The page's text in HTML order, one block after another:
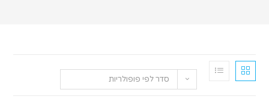
סדר לפי פופולריות